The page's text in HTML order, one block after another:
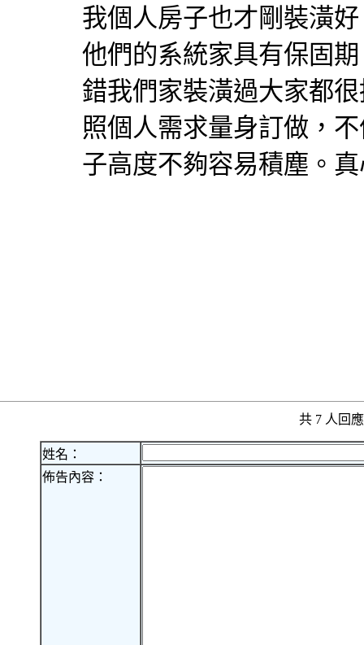
我個人房子也才剛裝潢
他們的系統家具有保固
錯我們家裝潢過大家都
照個人需求量身訂做，
子高度不夠容易積塵。
共 7 人回
姓名：
佈告內容：